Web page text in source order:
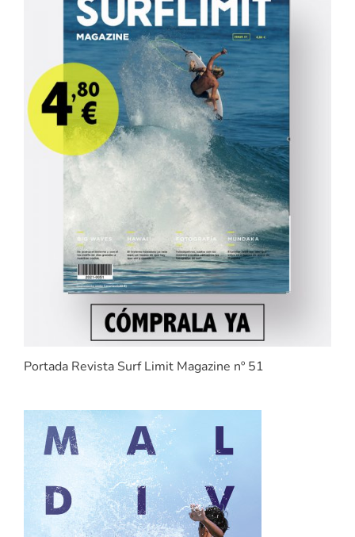
Portada Revista Surf Limit Magazine nº 51